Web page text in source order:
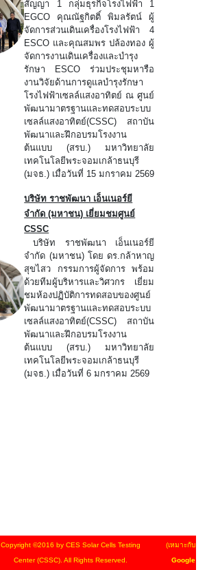
สัญญา 1 กลุ่มธุรกิจโรงไฟฟ้า 1
EGCO คุณณัฐกิตติ์ พิมลรัตน์ ผู้
จัดการส่วนเดินเครื่องโรงไฟฟ้า 4
ESCO และคุณสมพร ปล้องทอง ผู้
จัดการงานเดินเครื่องและบำรุง
รักษา ESCO ร่วมประชุมหารือ
งานวิจัยด้านการดูแลบำรุงรักษา
โรงไฟฟ้าเซลล์แสงอาทิตย์ ณ ศูนย์
พัฒนามาตรฐานและทดสอบระบบ
เซลล์แสงอาทิตย์(CSSC) สถาบัน
พัฒนาและฝึกอบรมโรงงาน
ต้นแบบ (สรบ.) มหาวิทยาลัย
เทคโนโลยีพระจอมเกล้าธนบุรี
(มจธ.) เมื่อวันที่ 15 มกราคม 2569
บริษัท ราชพัฒนา เอ็นเนอร์ยี
จำกัด (มหาชน) เยี่ยมชมศูนย์
CSSC
บริษัท ราชพัฒนา เอ็นเนอร์ยี
จำกัด (มหาชน) โดย ดร.กล้าหาญ
สุขไสว กรรมการผู้จัดการ พร้อม
ด้วยทีมผู้บริหารและวิศวกร เยี่ยม
ชมห้องปฏิบัติการทดสอบของศูนย์
พัฒนามาตรฐานและทดสอบระบบ
เซลล์แสงอาทิตย์(CSSC) สถาบัน
พัฒนาและฝึกอบรมโรงงาน
ต้นแบบ (สรบ.) มหาวิทยาลัย
เทคโนโลยีพระจอมเกล้าธนบุรี
(มจธ.) เมื่อวันที่ 6 มกราคม 2569
Copyright ©2016 by CES Solar Cells Testing
Center (CSSC). All Rights Reserved.
(เหมาะกับ
Google